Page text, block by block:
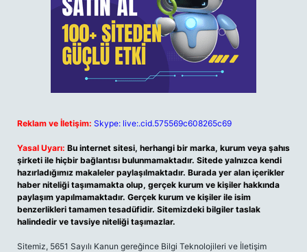
Reklam ve İletişim: Skype: live:.cid.575569c608265c69
Yasal Uyarı: Bu internet sitesi, herhangi bir marka, kurum veya şahıs
şirketi ile hiçbir bağlantısı bulunmamaktadır. Sitede yalnızca kendi
hazırladığımız makaleler paylaşılmaktadır. Burada yer alan içerikler
haber niteliği taşımamakta olup, gerçek kurum ve kişiler hakkında
paylaşım yapılmamaktadır. Gerçek kurum ve kişiler ile isim
benzerlikleri tamamen tesadüfidir. Sitemizdeki bilgiler taslak
halindedir ve tavsiye niteliği taşımazlar.
Sitemiz, 5651 Sayılı Kanun gereğince Bilgi Teknolojileri ve İletişim